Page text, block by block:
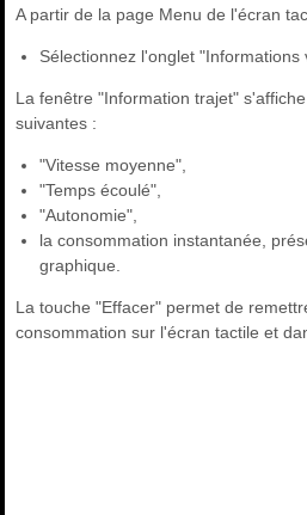
A partir de la page Menu de l'écran
Sélectionnez l'onglet "Informations
La fenêtre "Information trajet"
suivantes :
"Vitesse moyenne",
"Temps écoulé",
"Autonomie",
la consommation instantanée,
graphique.
La touche "Effacer" permet de
consommation sur l'écran tactile et